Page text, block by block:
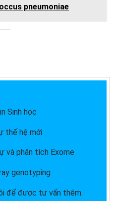
pneumoniae
Sinh học
thế hệ mới
và phân tích Exome
genotyping
để được tư vấn thêm.